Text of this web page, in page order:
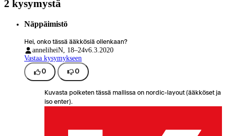
2 kysymystä
Näppäimistö
Hei, onko tässä ääkkösiä ollenkaan?
anneliheiN, 18–24v6.3.2020
Vastaa kysymykseen
0 0
Kuvasta poiketen tässä mallissa on nordic-layout (ääkköset ja
iso enter).